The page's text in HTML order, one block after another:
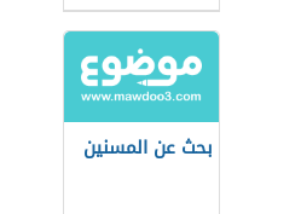
بحث عن المسنين